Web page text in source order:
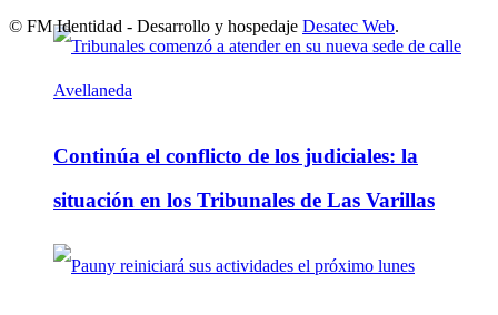
Continúa el conflicto de los judiciales: la
situación en los Tribunales de Las Varillas
© FM Identidad - Desarrollo y hospedaje Desatec Web.